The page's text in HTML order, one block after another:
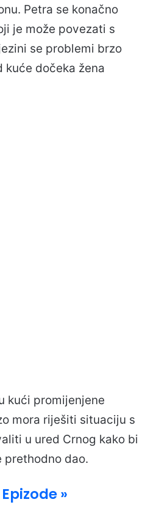
Petra se konačno
je može povezati s
se problemi brzo
kuće dočeka žena
kući promijenjene
mora riješiti situaciju s
u ured Crnog kako bi
prethodno dao.
»